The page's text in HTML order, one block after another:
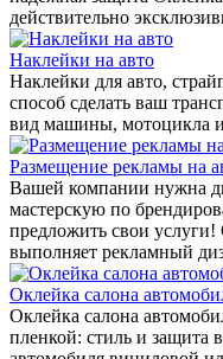
действительно
Наклейки на авто
Наклейки для авто,
способ сделать ваш
вид машины, мотоцикла
Размещение рекламы на
Вашей компании нужна
мастерскую по
предложить свои
выполняет рекламный
Оклейка салона
Оклейка салона
пленкой: стиль и защита